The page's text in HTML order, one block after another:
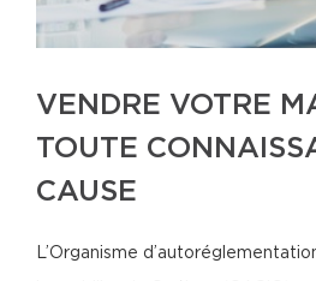
VENDRE VOTRE
TOUTE
CAUSE
L’Organisme